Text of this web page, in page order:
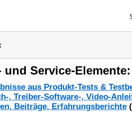
und Service-Elemente:
aus Produkt-Tests &
, Treiber-Software-, Video-
Beiträge, Erfahrungsberichte